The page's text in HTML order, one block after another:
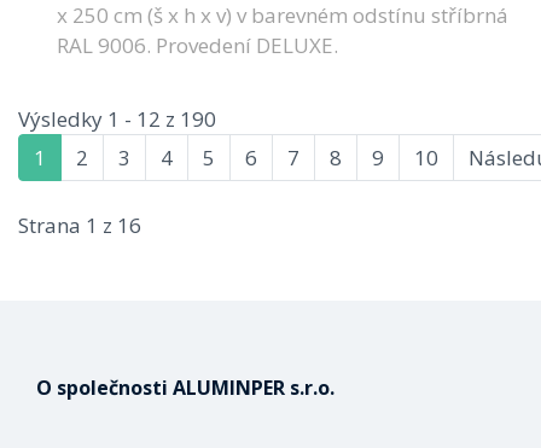
x 250 cm (š x h x v) v barevném odstínu stříbrná
RAL 9006. Provedení DELUXE.
Výsledky 1 - 12 z 190
1
2 3 4 5 6 7 8 9 10
Strana 1 z 16
O společnosti ALUMINPER s.r.o.